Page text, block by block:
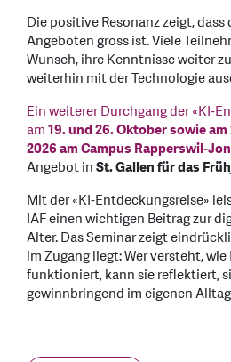
Die positive Resonanz zeigt, dass
Angeboten gross ist. Viele
Wunsch, ihre Kenntnisse weiter
weiterhin mit der Technologie
Ein weiterer Durchgang der
am19. und 26. Oktober sowie
2026 am Campus
Angebot inSt. Gallen für das
Mit der «KI‑Entdeckungsreise»
IAF einen wichtigen Beitrag zur
Alter. Das Seminar zeigt
im Zugang liegt: Wer versteht,
funktioniert, kann sie reflektiert,
gewinnbringend im eigenen